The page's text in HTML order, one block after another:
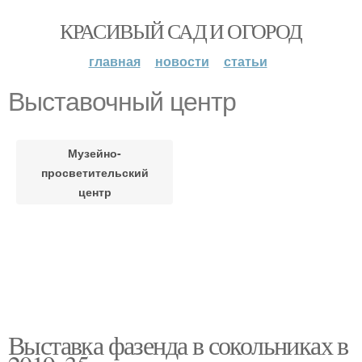
КРАСИВЫЙ САД И ОГОРОД
главная новости статьи
Выставочный центр
Музейно-
просветительский
центр
Выставка фазенда в сокольниках в